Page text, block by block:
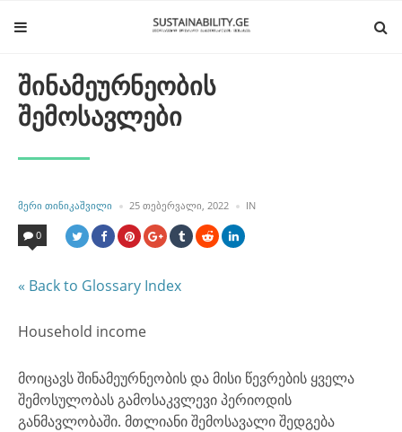
შინამეურნეობის
შემოსავლები
POSTED
BY
ᲛᲔᲠᲘ ᲗᲘᲜᲘᲙᲐᲨᲕᲘᲚᲘ 25 ᲗᲔᲑᲔᲠᲕᲐᲚᲘ, 2022 INPOSTED
0
« Back to Glossary Index
Household income
მოიცავს შინამეურნეობის და მისი წევრების ყველა
შემოსულობას გამოსაკვლევი პერიოდის
განმავლობაში. მთლიანი შემოსავალი შედგება